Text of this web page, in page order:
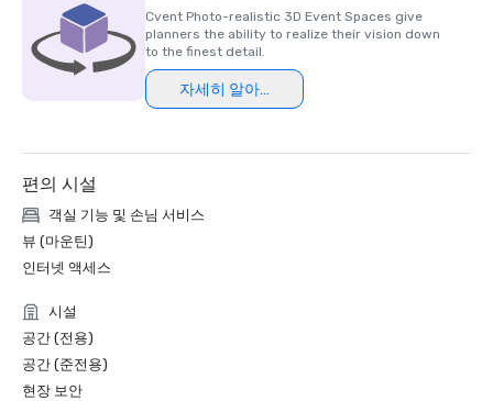
Cvent Photo-realistic 3D Event Spaces give
planners the ability to realize their vision down
to the finest detail.
자세히 알아보기
편의 시설
객실 기능 및 손님 서비스
뷰 (마운틴)
인터넷 액세스
시설
공간 (전용)
공간 (준전용)
현장 보안